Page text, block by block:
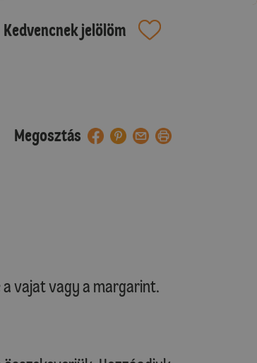
Kedvencnek jelölöm
Megosztás
vajat vagy a margarint.